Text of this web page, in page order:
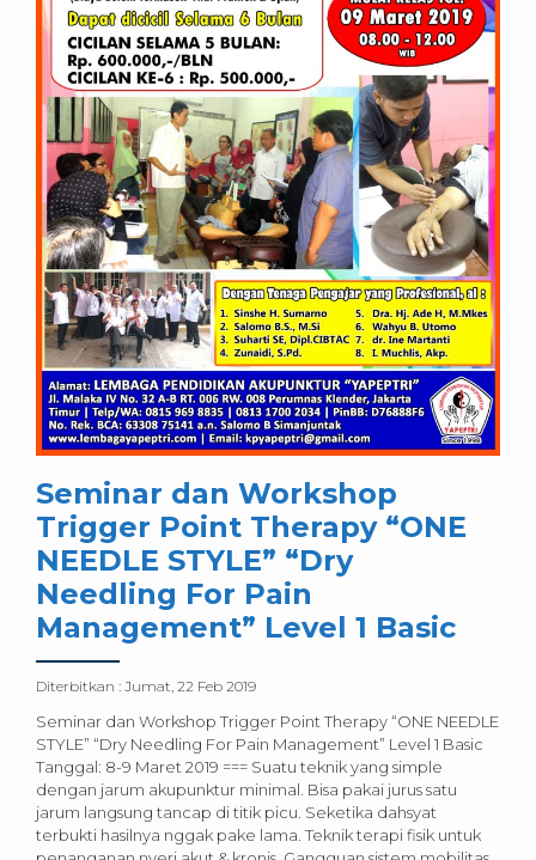
Seminar dan Workshop
Trigger Point Therapy “ONE
NEEDLE STYLE” “Dry
Needling For Pain
Management” Level 1 Basic
Diterbitkan : Jumat, 22 Feb 2019
Seminar dan Workshop Trigger Point Therapy “ONE NEEDLE
STYLE” “Dry Needling For Pain Management” Level 1 Basic
Tanggal: 8-9 Maret 2019 === Suatu teknik yang simple
dengan jarum akupunktur minimal. Bisa pakai jurus satu
jarum langsung tancap di titik picu. Seketika dahsyat
terbukti hasilnya nggak pake lama. Teknik terapi fisik untuk